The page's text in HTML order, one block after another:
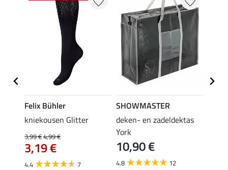
Felix Bühler
kniekousen Glitter
3,99 €4,99 €
3,19 €
4.4 7
SHOWMASTER
deken- en zadeldektas
York
10,90 €
4.8 12